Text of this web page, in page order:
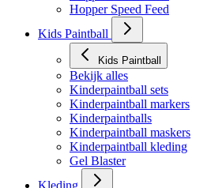
Hopper Onderdelen
Hopper Speed Feed
Kids Paintball
Kids Paintball
Bekijk alles
Kinderpaintball sets
Kinderpaintball markers
Kinderpaintballs
Kinderpaintball maskers
Kinderpaintball kleding
Gel Blaster